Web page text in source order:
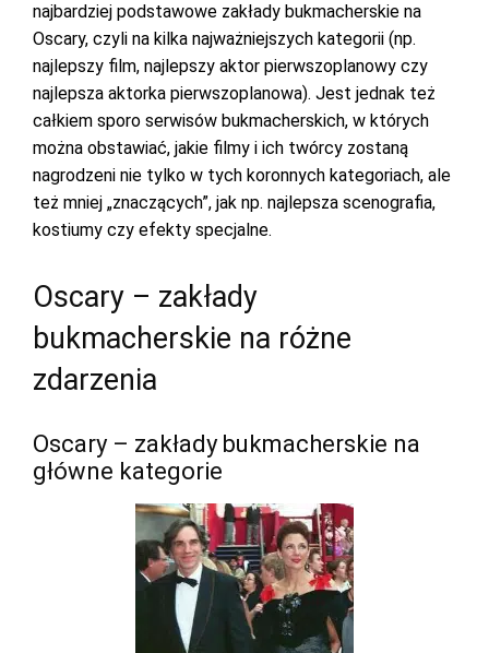
najbardziej podstawowe zakłady bukmacherskie na
Oscary, czyli na kilka najważniejszych kategorii (np.
najlepszy film, najlepszy aktor pierwszoplanowy czy
najlepsza aktorka pierwszoplanowa). Jest jednak też
całkiem sporo serwisów bukmacherskich, w których
można obstawiać, jakie filmy i ich twórcy zostaną
nagrodzeni nie tylko w tych koronnych kategoriach, ale
też mniej „znaczących”, jak np. najlepsza scenografia,
kostiumy czy efekty specjalne.
Oscary – zakłady
bukmacherskie na różne
zdarzenia
Oscary – zakłady bukmacherskie na
główne kategorie